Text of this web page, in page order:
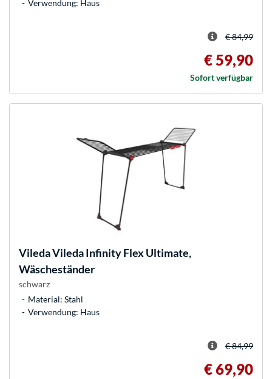
Verwendung: Haus
€ 84,99
€ 59,90
Sofort verfügbar
ViledaVileda Infinity Flex Ultimate,
Wäscheständer
schwarz
Material: Stahl
Verwendung: Haus
€ 84,99
€ 69,90